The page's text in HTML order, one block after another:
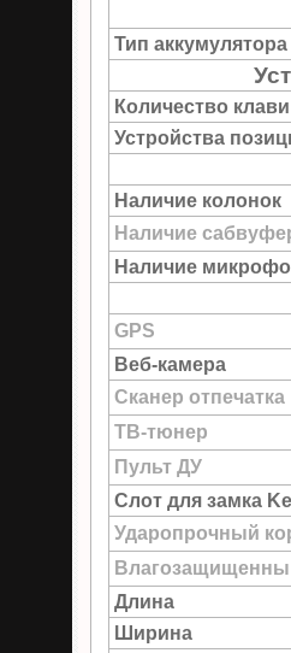
Тип аккумулятора
Количество
Устройства
Наличие колонок
Наличие
Наличие
GPS
Веб-камера
Сканер
ТВ-тюнер
Пульт ДУ
Слот для замка
Ударопрочный
Длина
Ширина